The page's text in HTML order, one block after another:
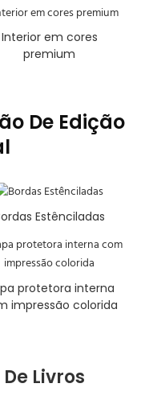
Interior em cores
premium
De Edição
Estênciladas
protetora interna
impressão colorida
Livros